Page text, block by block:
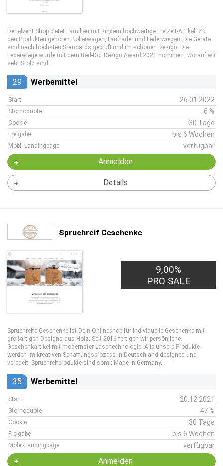
Der elvent Shop bietet Familien mit Kindern hochwertige Freizeit-Artikel. Zu
den Produkten gehören Bollerwagen, Laufräder und Federwiegen. Die Geräte
sind nach höchsten Standards geprüft und im schönen Design. Die
Federwiege wurde mit dem Red-Dot Design Award 2021 nominiert, worauf wir
sehr Stolz sind!
29 Werbemittel
Start 26.01.2022
Stornoquote 6 %
Cookie 30 Tage
Freigabe bis 6 Wochen
Mobil-Landingpage verfügbar
Anmelden
Details
Spruchreif Geschenke
9,00%
PRO SALE
Spruchreife Geschenke ist Dein Onlineshop für individuelle Geschenke mit
großartigen Designs aus Holz. Seit 2016 fertigen wir persönliche
Geschenkartikel mit modernster Lasertechnologie. Alle unsere Produkte
werden im kreativen Schaffungsprozess in Deutschland designed und
veredelt. Spruchreifprodukte sind somit Made in Germany.
35 Werbemittel
Start 20.12.2021
Stornoquote 47 %
Cookie 30 Tage
Freigabe bis 6 Wochen
Mobil-Landingpage verfügbar
Anmelden